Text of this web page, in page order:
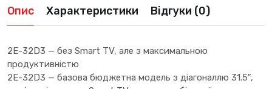
Опис Характеристики Відгуки (0)
2E-32D3 — без Smart TV, але з максимальною
продуктивністю
2E-32D3 — базова бюджетна модель з діагоналлю 31.5″,